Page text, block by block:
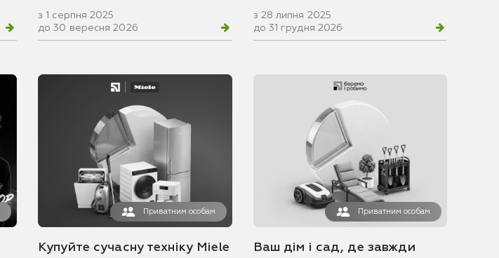
з 1 серпня 2025
до 30 вересня 2026
з 28 липня 2025
до 31 грудня 2026
Приватним особам
Купуйте сучасну техніку Miele
Приватним особам
Ваш дім і сад, де завжди